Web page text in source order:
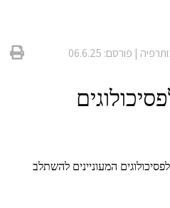
| פורסם: 06.6.25